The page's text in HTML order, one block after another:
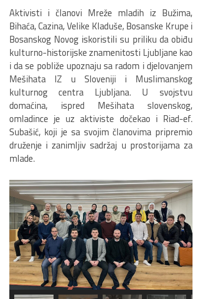
Aktivisti i članovi Mreže mladih iz Bužima,
Bihaća, Cazina, Velike Kladuše, Bosanske Krupe i
Bosanskog Novog iskoristili su priliku da obiđu
kulturno-historijske znamenitosti Ljubljane kao
i da se pobliže upoznaju sa radom i djelovanjem
Mešihata IZ u Sloveniji i Muslimanskog
kulturnog centra Ljubljana. U svojstvu
domaćina, ispred Mešihata slovenskog,
omladince je uz aktiviste dočekao i Riad-ef.
Subašić, koji je sa svojim članovima pripremio
druženje i zanimljiv sadržaj u prostorijama za
mlade.